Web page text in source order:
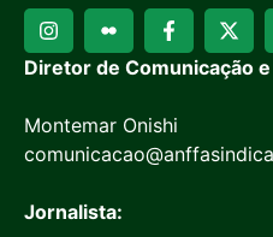
Diretor de Comunicação
Montemar Onishi
Jornalista: